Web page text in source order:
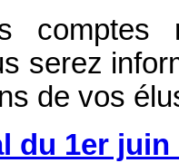
comptes
serez
de vos
du 1er juin